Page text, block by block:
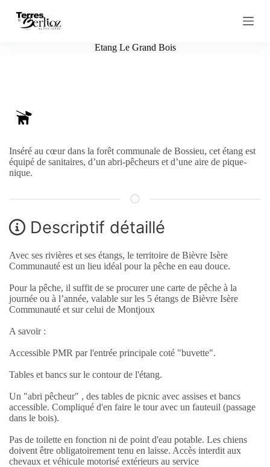
P
o
n
u
Etang Le Grand Bois
Inséré au cœur dans la forêt communale de Bossieu, cet étang est
équipé de sanitaires, d’un abri-pêcheurs et d’une aire de pique-
nique.
Descriptif détaillé
Avec ses rivières et ses étangs, le territoire de Bièvre Isère
Communauté est un lieu idéal pour la pêche en eau douce.
Pour la pêche, il suffit de se procurer une carte de pêche à la
journée ou à l’année, valable sur les 5 étangs de Bièvre Isère
Communauté et sur celui de Montjoux
A savoir :
Accessible PMR par l'entrée principale coté "buvette".
Tables et bancs sur le contour de l'étang.
Un "abri pêcheur" , des tables de picnic avec assises et bancs
accessible. Compliqué d'en faire le tour avec un fauteuil (passage
dans le bois).
Pas de toilette en fonction ni de point d'eau potable. Les chiens
doivent être obligatoirement tenu en laisse. Accès interdit aux
chevaux et véhicule motorisé extérieurs au service